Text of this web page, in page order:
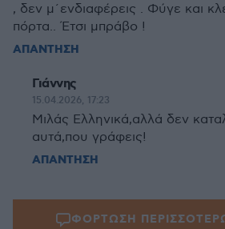
, δεν μ΄ενδιαφέρεις . Φύγε και
πόρτα.. Έτσι μπράβο !
ΑΠΑΝΤΗΣΗ
Γιάννης
15.04.2026, 17:23
Μιλάς Ελληνικά,αλλά δεν
αυτά,που γράφεις!
ΑΠΑΝΤΗΣΗ
ΦΟΡΤΩΣΗ